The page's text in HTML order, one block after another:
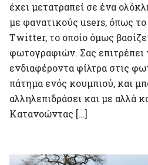
έχει μετατραπεί σε ένα
με φανατικούς users, όπως
Twitter, το οποίο όμως
φωτογραφιών. Σας επιτρέπει
ενδιαφέροντα φίλτρα στις
πάτημα ενός κουμπιού, και
αλληλεπιδράσει και με αλλά
Κατανοώντας […]